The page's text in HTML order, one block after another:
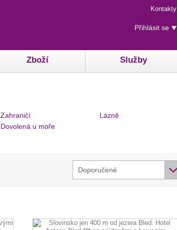
Menu
rychlého
přístupu
Kontakty
Uživatelské
menu
Přihlásit se
Zboží Služby
Zahraničí
Dovolená u moře
Lázně
Doporučené